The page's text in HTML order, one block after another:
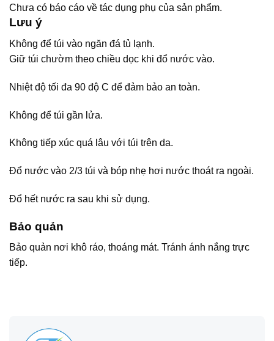
Chưa có báo cáo về tác dụng phụ của sản phẩm.
Lưu ý
Không để túi vào ngăn đá tủ lạnh.
Giữ túi chườm theo chiều dọc khi đổ nước vào.
Nhiệt độ tối đa 90 độ C để đảm bảo an toàn.
Không để túi gần lửa.
Không tiếp xúc quá lâu với túi trên da.
Đổ nước vào 2/3 túi và bóp nhẹ hơi nước thoát ra ngoài.
Đổ hết nước ra sau khi sử dụng.
Bảo quản
Bảo quản nơi khô ráo, thoáng mát. Tránh ánh nắng trực
tiếp.